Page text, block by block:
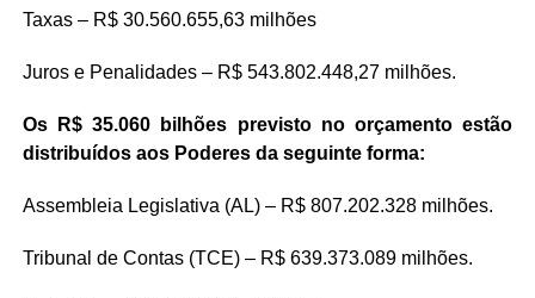
Taxas – R$ 30.560.655,63 milhões
Juros e Penalidades – R$ 543.802.448,27 milhões.
Os R$ 35.060 bilhões previsto no orçamento estão
distribuídos aos Poderes da seguinte forma:
Assembleia Legislativa (AL) – R$ 807.202.328 milhões.
Tribunal de Contas (TCE) – R$ 639.373.089 milhões.